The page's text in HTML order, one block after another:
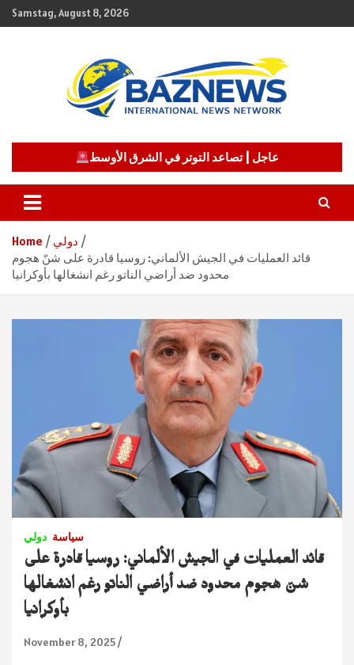
Skip
to
Samstag, August 8, 2026
BAZNEWS
عاجل | تصاعد التوتر في الشرق الأوسط
Home
دولي
قائد العمليات في الجيش الألماني: روسيا قادرة على شنّ هجوم
محدود ضد أراضي الناتو رغم انشغالها بأوكرانيا
دولي سياسة
قائد العمليات في الجيش الألماني: روسيا قادرة على
شنّ هجوم محدود ضد أراضي الناتو رغم انشغالها
بأوكرانيا
November 8, 2025